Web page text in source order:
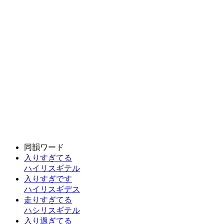
同韻ワード
入りすぎてる
ハイリスギテル
入りすぎです
ハイリスギデス
走りすぎてる
ハシリスギテル
入り過ぎてる